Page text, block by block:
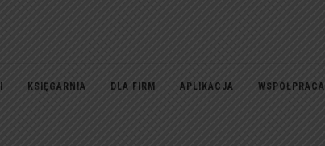
KSIĘGARNIA DLA FIRM APLIKACJA WSPÓŁPRACA